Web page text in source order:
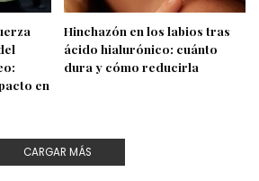
en
Hinchazón en los labios tras
ácido hialurónico: cuánto
dura y cómo reducirla
CARGAR MÁS